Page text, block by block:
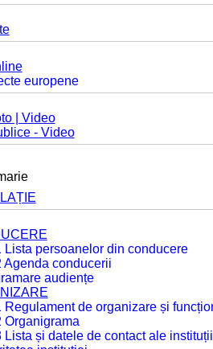
europene
| Video
- Video
Lista persoanelor din conducere
Agenda conducerii
audiențe
Regulament de organizare și
Organigrama
Lista și datele de contact ale